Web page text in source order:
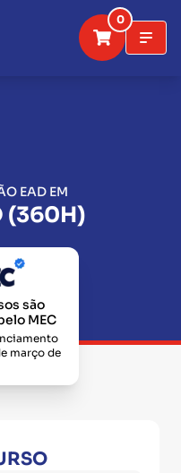
0
EAD EM
(360H)
são
MEC
março de